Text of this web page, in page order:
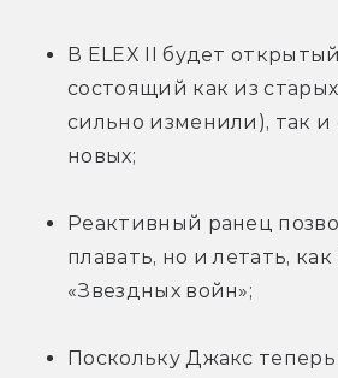
В ELEX II будет
состоящий как из
сильно изменили), так
новых;
Реактивный ранец
плавать, но и летать,
«Звездных войн»;
Поскольку Джакс